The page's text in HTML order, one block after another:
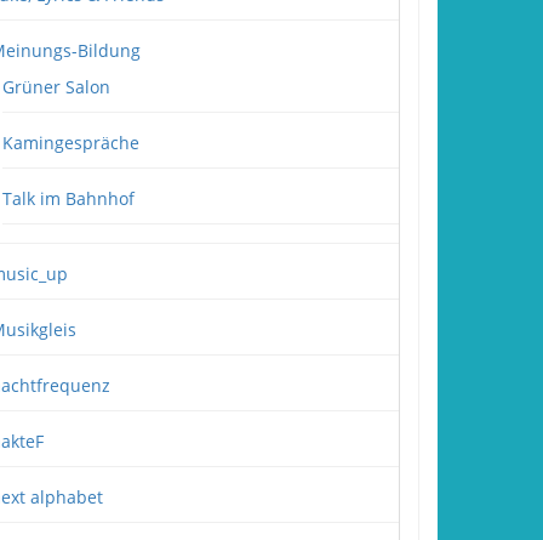
Bildung
Grüner Salon
Kamingespräche
Talk im Bahnhof
alphabet